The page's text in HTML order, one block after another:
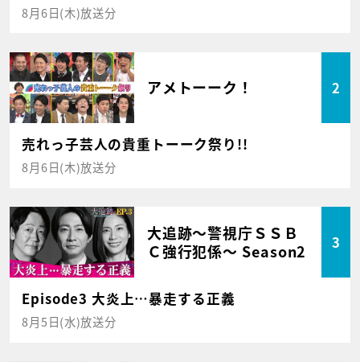
8月6日(木)放送分
アメトーーク！ 2
売れっ子芸人の貴重トーーク祭り!!
8月6日(木)放送分
大追跡～警視庁ＳＳＢ
Ｃ強行犯係～ Season2
3
Episode3 大炎上…暴走する正義
8月5日(水)放送分